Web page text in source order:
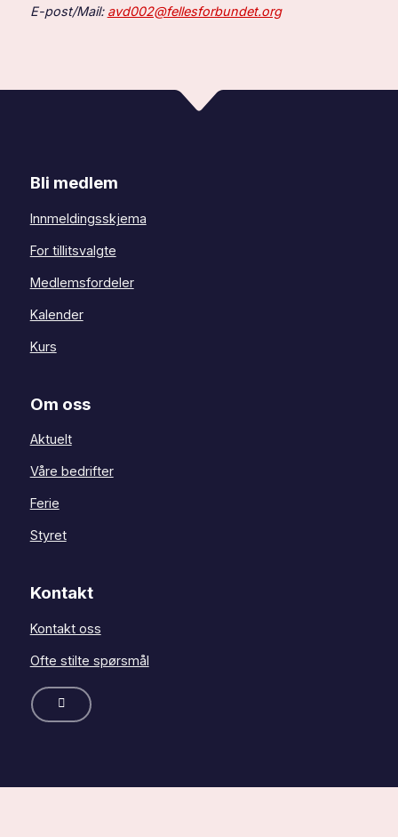
E-post/Mail: avd002@fellesforbundet.org
Bli medlem
Innmeldingsskjema
For tillitsvalgte
Medlemsfordeler
Kalender
Kurs
Om oss
Aktuelt
Våre bedrifter
Ferie
Styret
Kontakt
Kontakt oss
Ofte stilte spørsmål